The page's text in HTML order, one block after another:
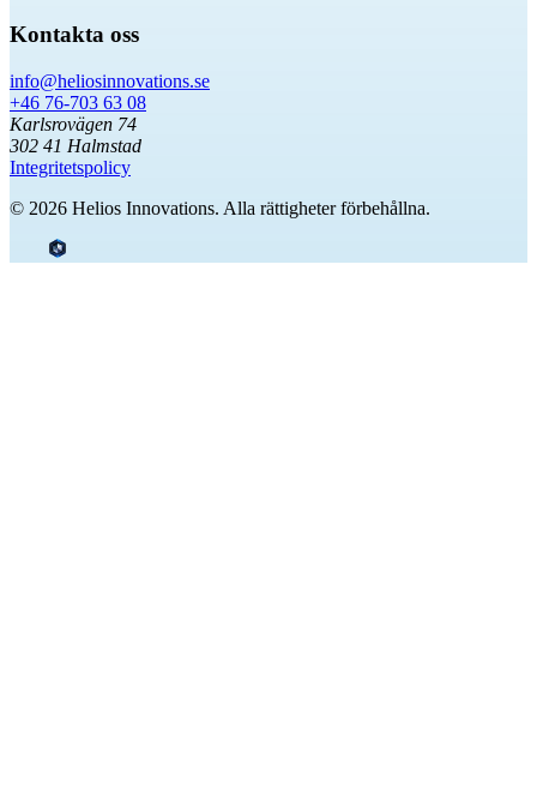
Kontakta oss
info@heliosinnovations.se
+46 76-703 63 08
Karlsrovägen 74
302 41 Halmstad
Integritetspolicy
© 2026 Helios Innovations. Alla rättigheter förbehållna.